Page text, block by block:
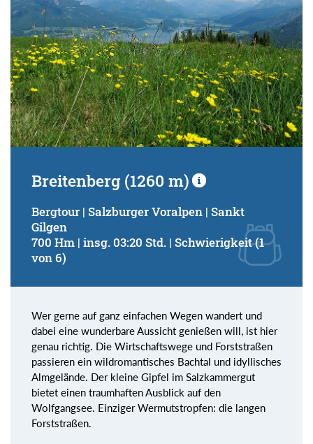
Breitenberg (1260 m)
Bergtour | Salzburger Voralpen | Sankt
Gilgen
700 Hm | insg. 03:20 Std. | Schwierigkeit (1
von 6)
Wer gerne auf ganz einfachen Wegen wandert und
dabei eine wunderbare Aussicht genießen will, ist hier
genau richtig. Die Wirtschaftswege und Forststraßen
passieren ein wildromantisches Bachtal und idyllisches
Almgelände. Der kleine Gipfel im Salzkammergut
bietet einen traumhaften Ausblick auf den
Wolfgangsee. Einziger Wermutstropfen: die langen
Forststraßen.